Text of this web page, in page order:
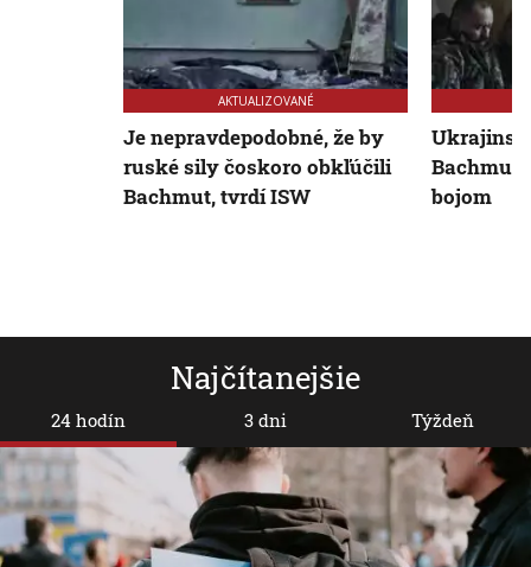
Najčítanejšie
24 hodín 3 dni Týždeň
AKTUALIZOVANÉ
Je nepravdepodobné, že by
ruské sily čoskoro obkľúčili
Bachmut, tvrdí ISW
bojom